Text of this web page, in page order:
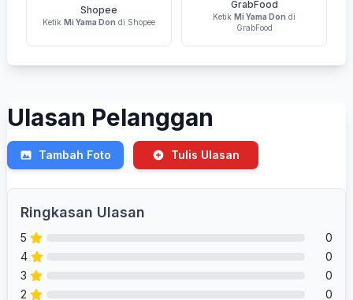
Shopee
Ketik Mi Yama Don di Shopee
GrabFood
Ketik Mi Yama Don di
GrabFood
Ulasan Pelanggan
Tambah Foto Tulis Ulasan
Ringkasan Ulasan
5
0
4
0
3
0
2
0